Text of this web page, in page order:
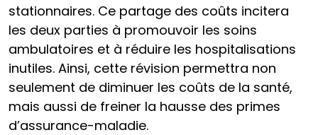
stationnaires. Ce partage des coûts incitera
les deux parties à promouvoir les soins
ambulatoires et à réduire les hospitalisations
inutiles. Ainsi, cette révision permettra non
seulement de diminuer les coûts de la santé,
mais aussi de freiner la hausse des primes
d’assurance-maladie.